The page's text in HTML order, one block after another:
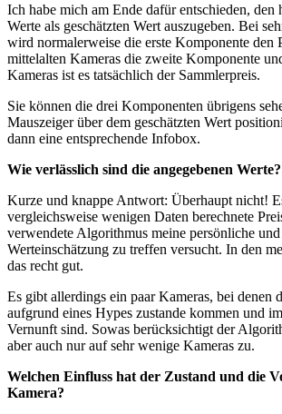
Ich habe mich am Ende dafür entschieden, den
Werte als geschätzten Wert auszugeben. Bei
wird normalerweise die erste Komponente den
mittelalten Kameras die zweite Komponente
Kameras ist es tatsächlich der Sammlerpreis.
Sie können die drei Komponenten übrigens
Mauszeiger über dem geschätzten Wert
dann eine entsprechende Infobox.
Wie verlässlich sind die angegebenen Werte?
Kurze und knappe Antwort: Überhaupt nicht!
vergleichsweise wenigen Daten berechnete
verwendete Algorithmus meine persönliche
Werteinschätzung zu treffen versucht. In den
das recht gut.
Es gibt allerdings ein paar Kameras, bei denen
aufgrund eines Hypes zustande kommen und
Vernunft sind. Sowas berücksichtigt der
aber auch nur auf sehr wenige Kameras zu.
Welchen Einfluss hat der Zustand und die
Kamera?